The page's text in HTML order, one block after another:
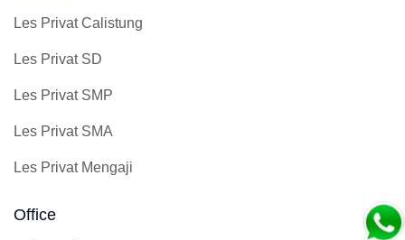
Les Privat Calistung
Les Privat SD
Les Privat SMP
Les Privat SMA
Les Privat Mengaji
Office